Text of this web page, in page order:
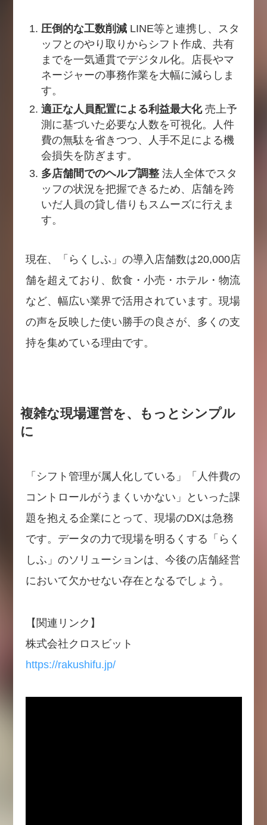
圧倒的な工数削減 LINE等と連携し、スタ
ッフとのやり取りからシフト作成、共有
までを一気通貫でデジタル化。店長やマ
ネージャーの事務作業を大幅に減らしま
す。
適正な人員配置による利益最大化売上予
測に基づいた必要な人数を可視化。人件
費の無駄を省きつつ、人手不足による機
会損失を防ぎます。
多店舗間でのヘルプ調整 法人全体でスタ
ッフの状況を把握できるため、店舗を跨
いだ人員の貸し借りもスムーズに行えま
す。
現在、「らくしふ」の導入店舗数は20,000店
舗を超えており、飲食・小売・ホテル・物流
など、幅広い業界で活用されています。現場
の声を反映した使い勝手の良さが、多くの支
持を集めている理由です。
複雑な現場運営を、もっとシンプル
に
「シフト管理が属人化している」「人件費の
コントロールがうまくいかない」といった課
題を抱える企業にとって、現場のDXは急務
です。データの力で現場を明るくする「らく
しふ」のソリューションは、今後の店舗経営
において欠かせない存在となるでしょう。
【関連リンク】
株式会社クロスビット
https://rakushifu.jp/